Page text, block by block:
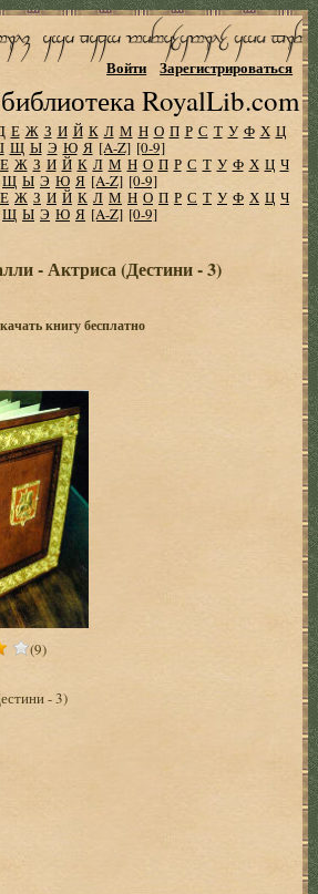
RoyalLib.com
Войти Зарегистрироваться
Е Ж З И Й К Л М Н О П Р С Т У Ф Х Ц
Щ Ы Э Ю Я [A-Z] [0-9]
Е Ж З И Й К Л М Н О П Р С Т У Ф Х Ц Ч
Щ Ы Э Ю Я [A-Z] [0-9]
Е Ж З И Й К Л М Н О П Р С Т У Ф Х Ц Ч
Щ Ы Э Ю Я [A-Z] [0-9]
- Актриса (Дестини - 3)
книгу бесплатно
(9)
- 3)